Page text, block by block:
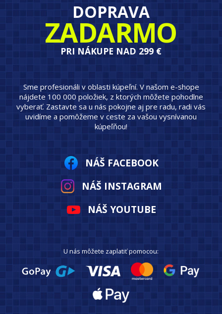
DOPRAVA
ZADARMO
PRI NÁKUPE NAD 299 €
Sme profesionáli v oblasti kúpeľní. V našom e-shope
nájdete 100 000 položiek, z ktorých môžete pohodlne
vyberať. Zastavte sa u nás pokojne aj pre radu, radi vás
uvidíme a pomôžeme v ceste za vašou vysnívanou
kúpeľňou!
NÁŠ FACEBOOK
NÁŠ INSTAGRAM
NÁŠ YOUTUBE
U nás môžete zaplatiť pomocou: